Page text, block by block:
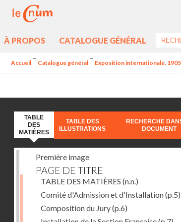
À PROPOS CATALOGUE GÉNÉRAL
Accueil Catalogue général Exposition internationale.
TABLE
DES
MATIÈRES
TABLE DES
ILLUSTRATIONS
RECHERCHE
DOCUMENT
Première image
PAGE DE TITRE
TABLE DES MATIÈRES (n.n.)
Comité d'Admission et d'Installation(p.5)
Composition du Jury(p.6)